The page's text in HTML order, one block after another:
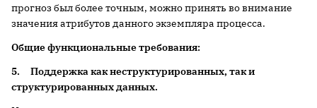
прогноз был более точным, можно принять во внимание
значения атрибутов данного экземпляра процесса.
Общие функциональные требования:
5. Поддержка как неструктурированных, так и
структурированных данных.